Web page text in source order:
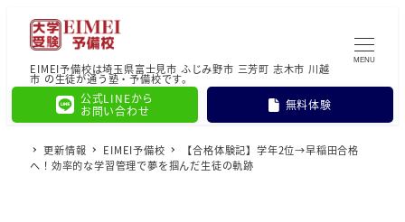
EIMEI予備校は埼玉県富士見市 ふじみ野市 三芳町 志木市 川越
市 の生徒が通う塾・予備校です。
公式LINEから
お問い合わせ
無料体験
MENU
更新情報 EIMEI予備校
【合格体験記】学年2位→早稲田合格
へ！効率的な学習管理で夢を掴んだ生徒の軌跡